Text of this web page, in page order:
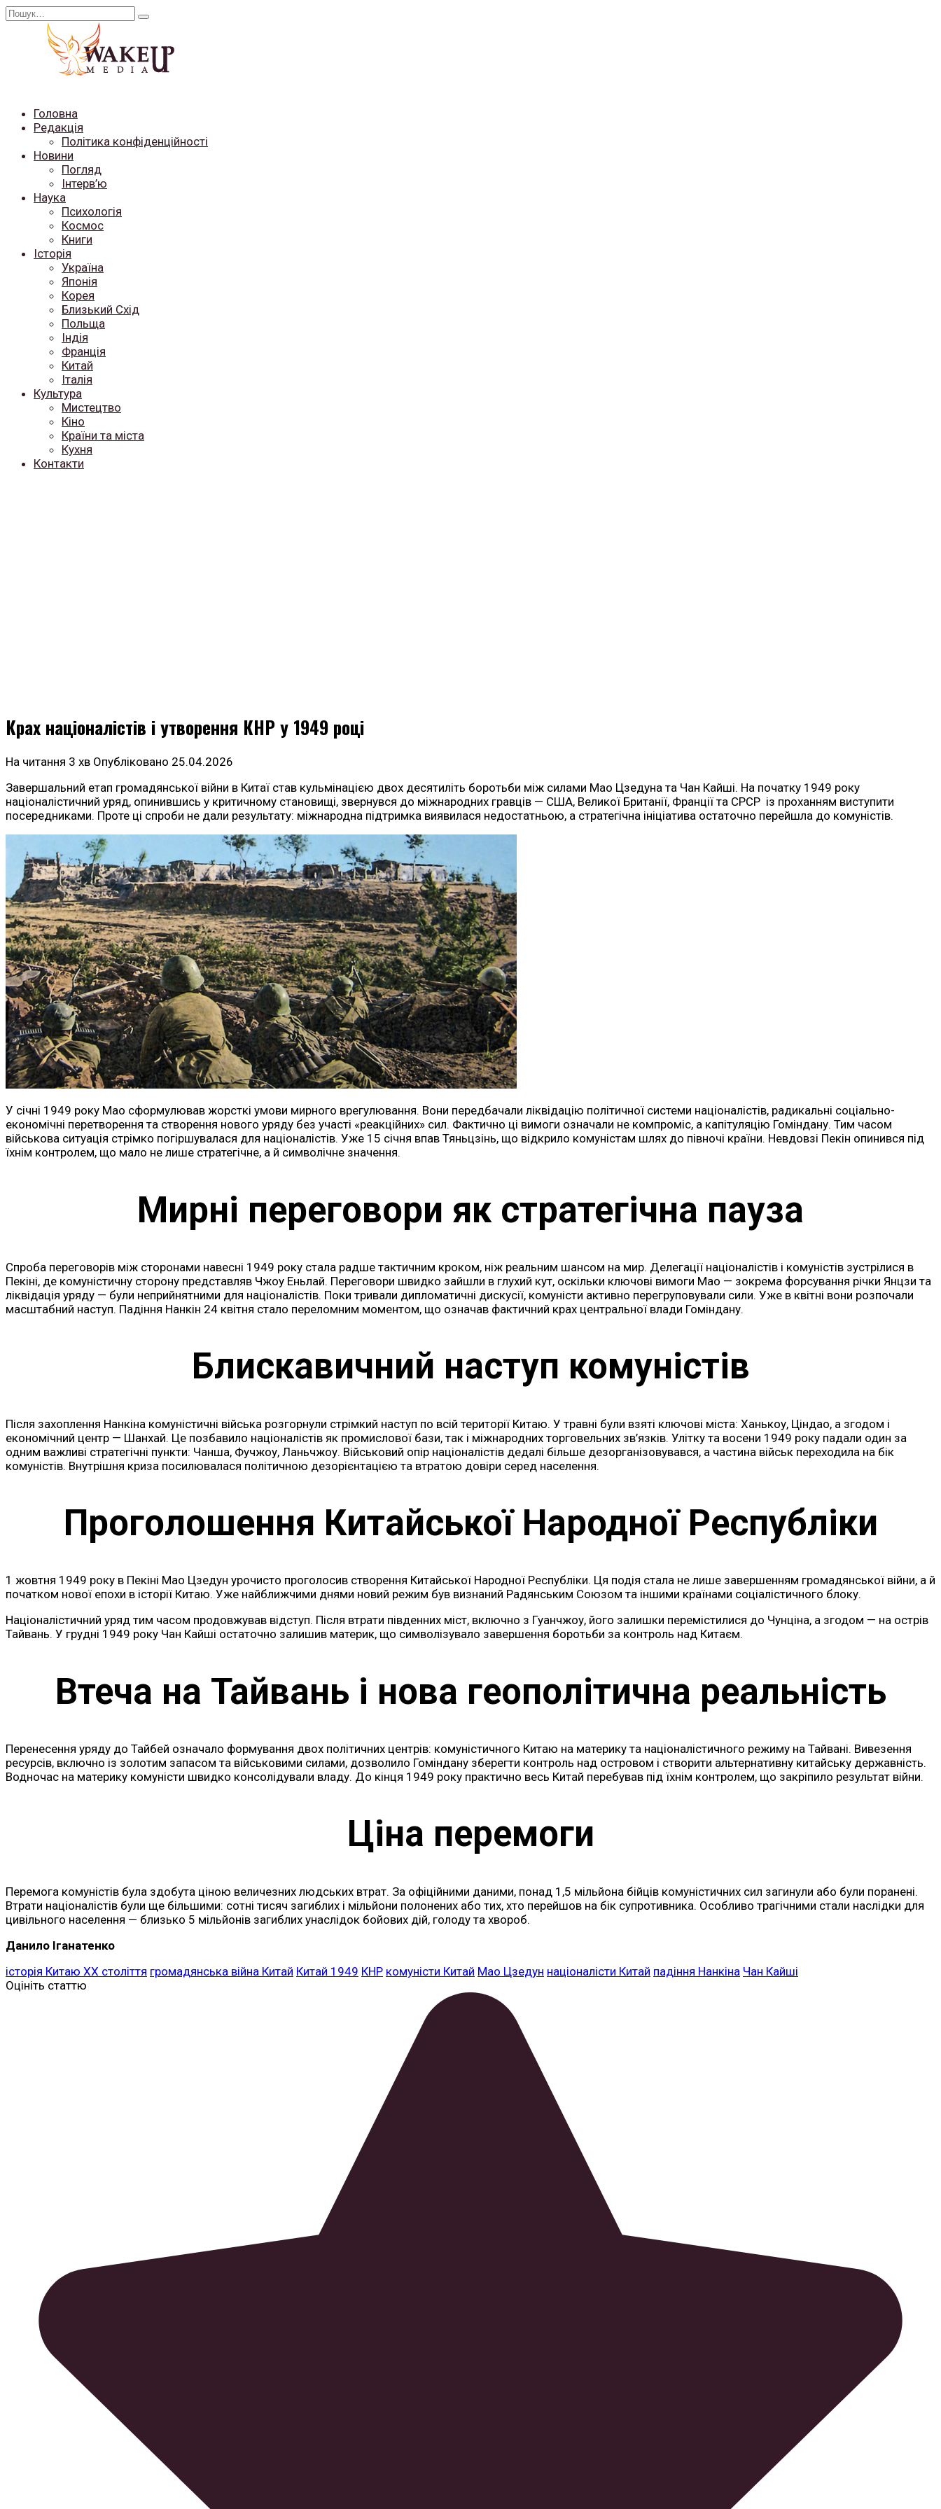
Перейти
Search
Головна
Редакція
Політика конфіденційності
Новини
Погляд
Інтерв’ю
Наука
Психологія
Космос
Книги
Історія
Україна
Японія
Корея
Близький Схід
Польща
Індія
Франція
Китай
Італія
Культура
Мистецтво
Кіно
Країни та міста
Кухня
Контакти
Крах націоналістів і утворення КНР у 1949 році
На читання 3 хв Опубліковано 25.04.2026
Завершальний етап громадянської війни в Китаї став кульмінацією двох десятиліть боротьби між силами Мао Цзедуна та Чан Кайші. На початку 1949 року
націоналістичний уряд, опинившись у критичному становищі, звернувся до міжнародних гравців — США, Великої Британії, Франції та СРСР із проханням виступити
посередниками. Проте ці спроби не дали результату: міжнародна підтримка виявилася недостатньою, а стратегічна ініціатива остаточно перейшла до комуністів.
У січні 1949 року Мао сформулював жорсткі умови мирного врегулювання. Вони передбачали ліквідацію політичної системи націоналістів, радикальні соціально-
економічні перетворення та створення нового уряду без участі «реакційних» сил. Фактично ці вимоги означали не компроміс, а капітуляцію Гоміндану. Тим часом
військова ситуація стрімко погіршувалася для націоналістів. Уже 15 січня впав Тяньцзінь, що відкрило комуністам шлях до півночі країни. Невдовзі Пекін опинився під
їхнім контролем, що мало не лише стратегічне, а й символічне значення.
Мирні переговори як стратегічна пауза
Спроба переговорів між сторонами навесні 1949 року стала радше тактичним кроком, ніж реальним шансом на мир. Делегації націоналістів і комуністів зустрілися в
Пекіні, де комуністичну сторону представляв Чжоу Еньлай. Переговори швидко зайшли в глухий кут, оскільки ключові вимоги Мао — зокрема форсування річки Янцзи та
ліквідація уряду — були неприйнятними для націоналістів. Поки тривали дипломатичні дискусії, комуністи активно перегруповували сили. Уже в квітні вони розпочали
масштабний наступ. Падіння Нанкін 24 квітня стало переломним моментом, що означав фактичний крах центральної влади Гоміндану.
Блискавичний наступ комуністів
Після захоплення Нанкіна комуністичні війська розгорнули стрімкий наступ по всій території Китаю. У травні були взяті ключові міста: Ханькоу, Ціндао, а згодом і
економічний центр — Шанхай. Це позбавило націоналістів як промислової бази, так і міжнародних торговельних зв’язків. Улітку та восени 1949 року падали один за
одним важливі стратегічні пункти: Чанша, Фучжоу, Ланьчжоу. Військовий опір націоналістів дедалі більше дезорганізовувався, а частина військ переходила на бік
комуністів. Внутрішня криза посилювалася політичною дезорієнтацією та втратою довіри серед населення.
Проголошення Китайської Народної Республіки
1 жовтня 1949 року в Пекіні Мао Цзедун урочисто проголосив створення Китайської Народної Республіки. Ця подія стала не лише завершенням громадянської війни, а й
початком нової епохи в історії Китаю. Уже найближчими днями новий режим був визнаний Радянським Союзом та іншими країнами соціалістичного блоку.
Націоналістичний уряд тим часом продовжував відступ. Після втрати південних міст, включно з Гуанчжоу, його залишки перемістилися до Чунціна, а згодом — на острів
Тайвань. У грудні 1949 року Чан Кайші остаточно залишив материк, що символізувало завершення боротьби за контроль над Китаєм.
Втеча на Тайвань і нова геополітична реальність
Перенесення уряду до Тайбей означало формування двох політичних центрів: комуністичного Китаю на материку та націоналістичного режиму на Тайвані. Вивезення
ресурсів, включно із золотим запасом та військовими силами, дозволило Гоміндану зберегти контроль над островом і створити альтернативну китайську державність.
Водночас на материку комуністи швидко консолідували владу. До кінця 1949 року практично весь Китай перебував під їхнім контролем, що закріпило результат війни.
Ціна перемоги
Перемога комуністів була здобута ціною величезних людських втрат. За офіційними даними, понад 1,5 мільйона бійців комуністичних сил загинули або були поранені.
Втрати націоналістів були ще більшими: сотні тисяч загиблих і мільйони полонених або тих, хто перейшов на бік супротивника. Особливо трагічними стали наслідки для
цивільного населення — близько 5 мільйонів загиблих унаслідок бойових дій, голоду та хвороб.
Данило Іганатенко
історія Китаю ХХ століття громадянська війна Китай Китай 1949 КНР комуністи Китай Мао Цзедун націоналісти Китай падіння Нанкіна Чан Кайші
Оцініть статтю